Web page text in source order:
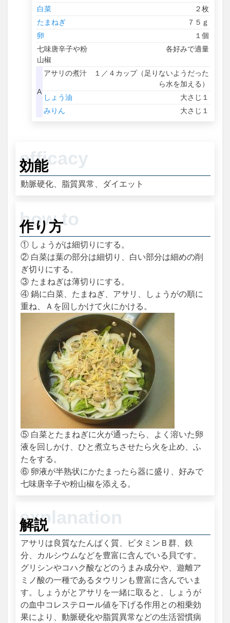
白菜
２枚
たまねぎ
７５ｇ
卵
１個
七味唐辛子や粉
山椒
各好みで適量
A
アサリの煮汁
１／４カップ（足りないようだった
ら水を加える）
しょう油
大さじ１
みりん
大さじ１
効能
動脈硬化、脂質異常、ダイエット
作り方
① しょうがは細切りにする。
② 白菜は葉の部分は細切り、白い部分は細めの削
ぎ切りにする。
③ たまねぎは薄切りにする。
④ 鍋に白菜、たまねぎ、アサリ、しょうがの順に
重ね、Ａを回しかけて火にかける。
⑤ 白菜とたまねぎに火が通ったら、よく溶いた卵
液を回しかけ、ひと煮立ちさせたら火を止め、ふ
たをする。
⑥ 卵液が半熟状にかたまったら器に盛り、好みで
七味唐辛子や粉山椒を添える。
解説
アサリは良質なたんぱく質、ビタミンＢ群、鉄
分、カルシウムなどを豊富に含んでいる貝です。
グリシンやコハク酸などのうまみ成分や、遊離ア
ミノ酸の一種であるタウリンも豊富に含んでいま
す。しょうがとアサリを一緒に取ると、しょうが
の血中コレステロール値を下げる作用との相乗効
果により、動脈硬化や脂質異常などの生活習慣病